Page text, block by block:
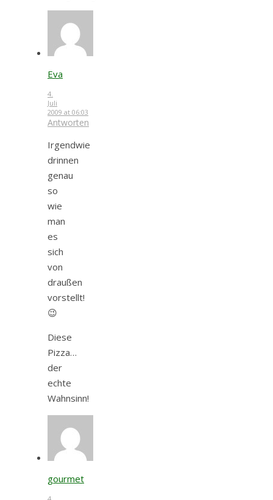
Eva
4.
Juli
2009 at 06:03
Antworten
Irgendwie
drinnen
genau
so
wie
man
es
sich
von
draußen
vorstellt!
😉
Diese
Pizza…
der
echte
Wahnsinn!
gourmet